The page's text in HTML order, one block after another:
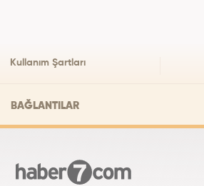
Kullanım Şartları
BAĞLANTILAR